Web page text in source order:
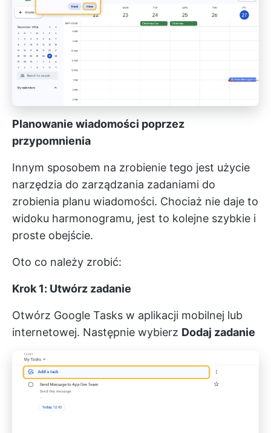
Planowanie wiadomości poprzez
przypomnienia
Innym sposobem na zrobienie tego jest użycie
narzędzia do zarządzania zadaniami do
zrobienia planu wiadomości. Chociaż nie daje to
widoku harmonogramu, jest to kolejne szybkie i
proste obejście.
Oto co należy zrobić:
Krok 1: Utwórz zadanie
Otwórz Google Tasks w aplikacji mobilnej lub
internetowej. Następnie wybierz Dodaj zadanie